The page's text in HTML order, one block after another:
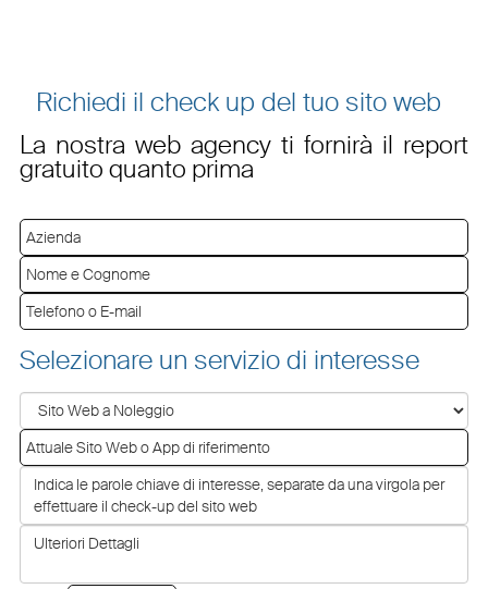
Richiedi il check up del tuo sito web
La nostra web agency ti fornirà il report
gratuito quanto prima
Selezionare un servizio di interesse